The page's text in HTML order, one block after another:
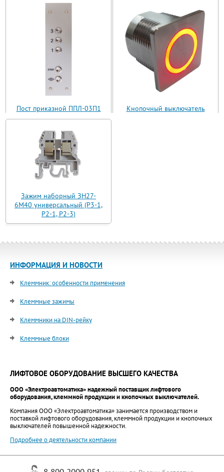
Пост приказной ППЛ-03П1
(ППЛ11-03)
Кнопочный выключатель
Зажим наборный ЗН27-
6М40 универсальный (Р3-1,
Р2-1, Р2-3)
ИНФОРМАЦИЯ И НОВОСТИ
Клеммник: особенности применения
Клеммные зажимы
Клеммники на DIN-рейку
Клеммные блоки
ЛИФТОВОЕ ОБОРУДОВАНИЕ ВЫСШЕГО КАЧЕСТВА
ООО «Электроавтоматика» надежный поставщик лифтового
оборудования, клеммной продукции и кнопочных выключателей.
Компания ООО «Электроавтоматика» занимается производством и
поставкой лифтового оборудования, клеммной продукции и кнопочных
выключателей повышенной надежности.
Подробнее о деятельности компании